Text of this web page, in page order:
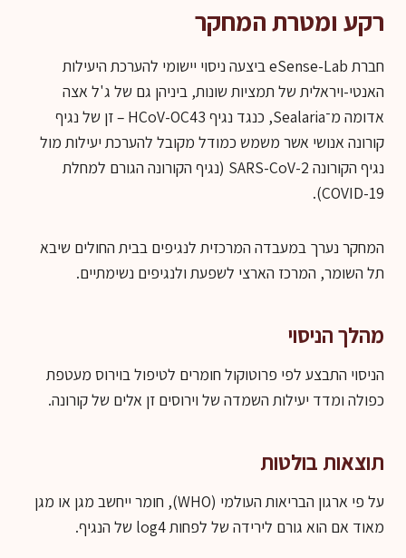
רקע ומטרת המחקר
חברת eSense-Lab ביצעה ניסוי יישומי להערכת היעילות
האנטי-ויראלית של תמציות שונות, ביניהן גם של ג'ל אצה
אדומה מ־Sealaria, כנגד נגיף HCoV-OC43 – זן של נגיף
קורונה אנושי אשר משמש כמודל מקובל להערכת יעילות מול
נגיף הקורונה SARS-CoV-2 (נגיף הקורונה הגורם למחלת
COVID-19).
המחקר נערך במעבדה המרכזית לנגיפים בבית החולים שיבא
תל השומר, המרכז הארצי לשפעת ולנגיפים נשימתיים.
מהלך הניסוי
הניסוי התבצע לפי פרוטוקול חומרים לטיפול בוירוס מעטפת
כפולה ומדד יעילות השמדה של וירוסים זן אלים של קורונה.
תוצאות בולטות
על פי ארגון הבריאות העולמי (WHO), חומר ייחשב מגן או מגן
מאוד אם הוא גורם לירידה של לפחות log4 של הנגיף.